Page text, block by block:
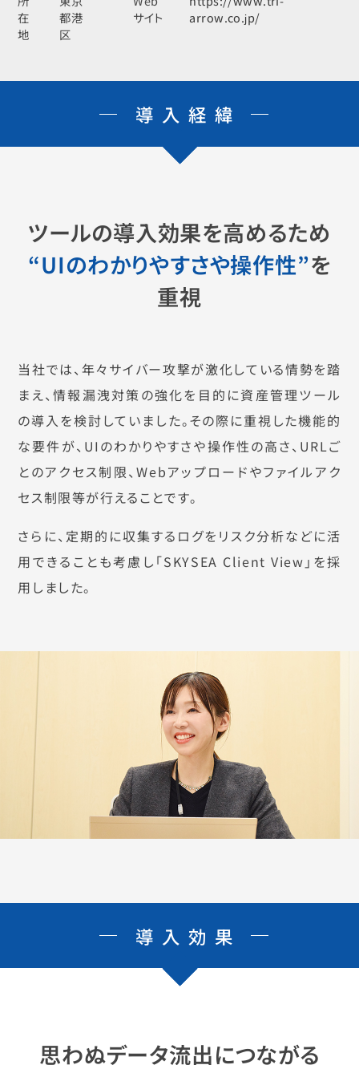
在
地
都港
区
サイト
arrow.co.jp/
導入経緯
ツールの導入効果を高めるため
“UIのわかりやすさや操作性”を
重視
当社では、年々サイバー攻撃が激化している情勢を踏
まえ、情報漏洩対策の強化を目的に資産管理ツール
の導入を検討していました。その際に重視した機能的
な要件が、UIのわかりやすさや操作性の高さ、URLご
とのアクセス制限、Webアップロードやファイルアク
セス制限等が行えることです。
さらに、定期的に収集するログをリスク分析などに活
用できることも考慮し「SKYSEA Client View」を採
用しました。
導入効果
思わぬデータ流出につながる